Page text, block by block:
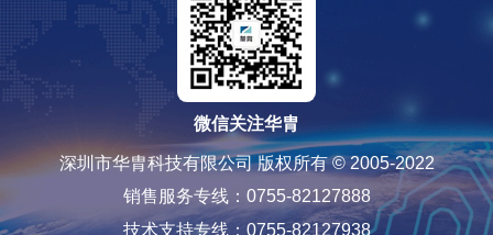
微信关注华胄
深圳市华胄科技有限公司 版权所有 © 2005-2022
销售服务专线：0755-82127888
技术支持专线：0755-82127938